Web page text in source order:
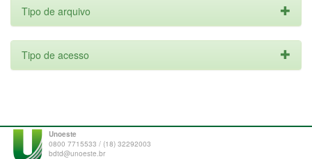
Tipo de arquivo
Tipo de acesso
Unoeste
0800 7715533 / (18) 32292003
bdtd@unoeste.br